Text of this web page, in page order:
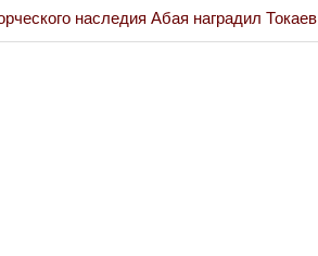
наследия Абая наградил Токаев